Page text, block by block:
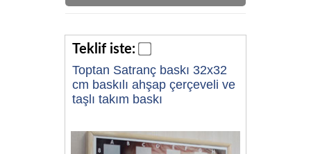
Teklif iste:
Toptan Satranç baskı 32x32
cm baskılı ahşap çerçeveli ve
taşlı takım baskı